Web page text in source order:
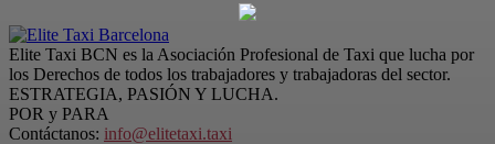
Elite Taxi BCN es la Asociación Profesional de Taxi que lucha por
los Derechos de todos los trabajadores y trabajadoras del sector.
ESTRATEGIA, PASIÓN Y LUCHA.
POR y PARA
Contáctanos: info@elitetaxi.taxi